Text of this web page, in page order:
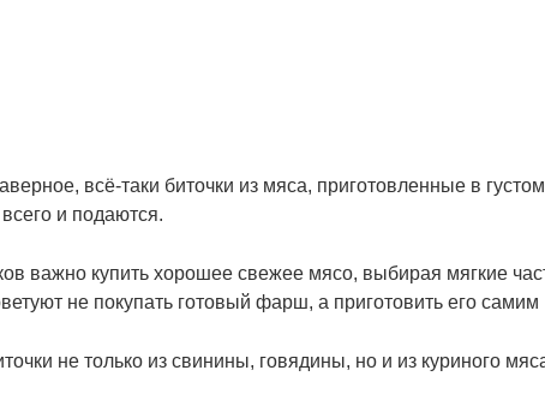
всё-таки биточки из мяса, приготовленные в
и подаются.
важно купить хорошее свежее мясо, выбирая мягкие
не покупать готовый фарш, а приготовить его самим
не только из свинины, говядины, но и из куриного